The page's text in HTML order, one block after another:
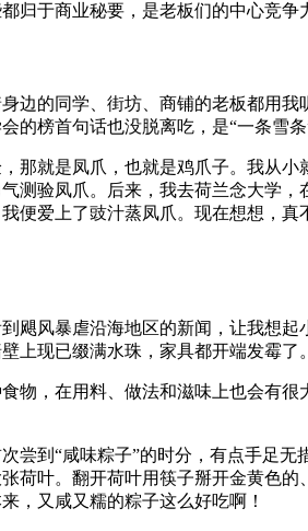
归于商业秘要，是老板们的中心竞争
边的同学、街坊、商铺的老板都用
的榜首句话也没脱离吃，是“一条雪条
那就是凤爪，也就是鸡爪子。我从
测验凤爪。后来，我去荷兰念大学
便爱上了豉汁蒸凤爪。现在想想，
飓风暴虐沿海地区的新闻，让我想
上现已缀满水珠，家具都开端发霉了
物，在用料、做法和滋味上也会有
尝到“咸味粽子”的时分，有点手足
荷叶。翻开荷叶用筷子掰开金黄色
，又咸又糯的粽子这么好吃啊！